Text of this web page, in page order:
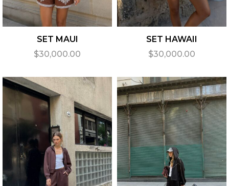
SET MAUI
$30,000.00
SET HAWAII
$30,000.00